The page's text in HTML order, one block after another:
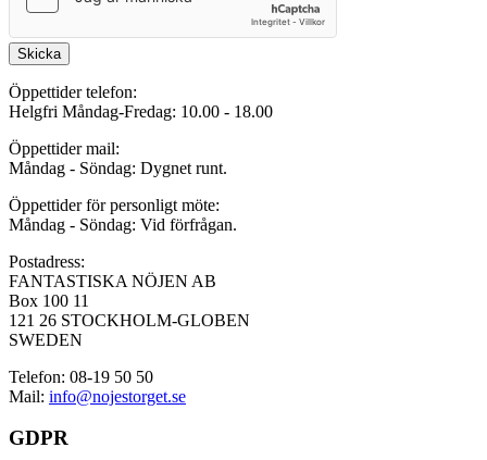
Skicka
Öppettider telefon:
Helgfri Måndag-Fredag: 10.00 - 18.00
Öppettider mail:
Måndag - Söndag: Dygnet runt.
Öppettider för personligt möte:
Måndag - Söndag: Vid förfrågan.
Postadress:
FANTASTISKA NÖJEN AB
Box 100 11
121 26 STOCKHOLM-GLOBEN
SWEDEN
Telefon: 08-19 50 50
Mail: info@nojestorget.se
GDPR